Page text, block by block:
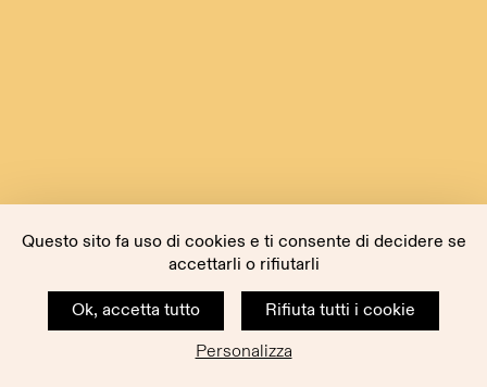
Questo sito fa uso di cookies e ti consente di decidere se
accettarli o rifiutarli
Ok, accetta tutto
Rifiuta tutti i cookie
Personalizza